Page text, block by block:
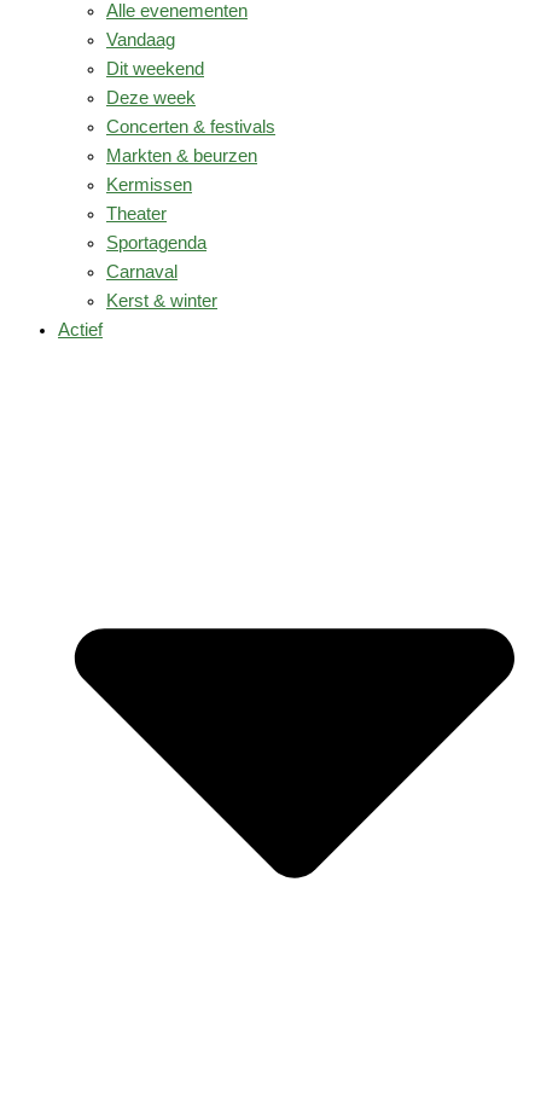
Alle evenementen
Vandaag
Dit weekend
Deze week
Concerten & festivals
Markten & beurzen
Kermissen
Theater
Sportagenda
Carnaval
Kerst & winter
Actief